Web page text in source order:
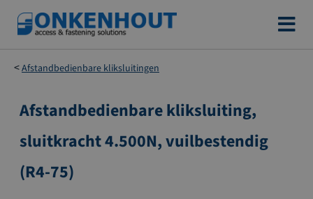
Ga
naar
de
inhoud
Afstandbedienbare kliksluitingen
Ga
het
van
de
Afstandbedienbare kliksluiting,
sluitkracht 4.500N, vuilbestendig
(R4-75)